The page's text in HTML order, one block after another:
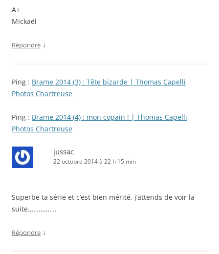
A+
Mickaël
Répondre ↓
Ping : Brame 2014 (3) : Tête bizarde | Thomas Capelli
Photos Chartreuse
Ping : Brame 2014 (4) : mon copain ! | Thomas Capelli
Photos Chartreuse
jussac
22 octobre 2014 à 22 h 15 min
Superbe ta série et c’est bien mérité, j’attends de voir la
suite…………….
Répondre ↓